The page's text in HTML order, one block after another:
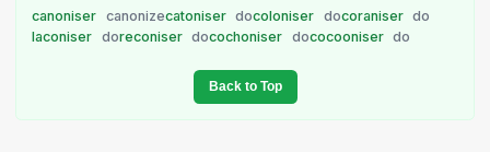
canoniser canonizecatoniser docoloniser docoraniser do
laconiser doreconiser docochoniser dococooniser do
Back to Top